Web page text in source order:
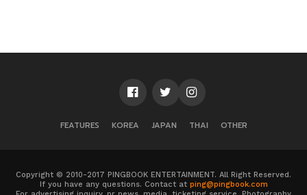
FEATURES KOREA JAPAN THAI OTHER
Copyright © 2010-2017 PINGBOOK ENTERTAINMENT. All Right Reserved.
If you have any questions. Contact at ping@pingbook.com